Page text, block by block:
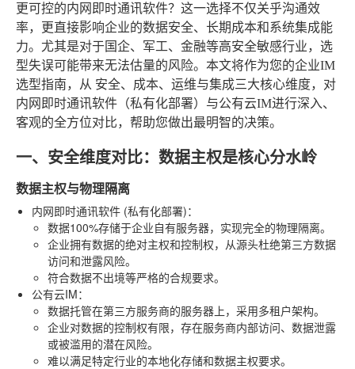
更可控的内网即时通讯软件？这一选择不仅关乎沟通效
率，更直接影响企业的数据安全、长期成本和系统集成能
力。尤其是对于国企、军工、金融等高安全敏感行业，选
型失误可能带来无法估量的风险。本文将作为您的企业IM
选型指南，从 安全、成本、运维与集成三大核心维度，对
内网即时通讯软件（私有化部署）与公有云IM进行深入、
客观的全方位对比，帮助您做出最明智的决策。
一、安全维度对比：数据主权是核心分水岭
数据主权与物理隔离
内网即时通讯软件 (私有化部署)：
数据100%存储于企业自有服务器，实现完全的物理隔离。
企业拥有数据的绝对主权和控制权，从源头杜绝第三方数据
访问和泄露风险。
符合数据不出境等严格的合规要求。
公有云IM：
数据托管在第三方服务商的服务器上，采用多租户架构。
企业对数据的控制权有限，存在服务商内部访问、数据泄露
或被滥用的潜在风险。
难以满足特定行业的本地化存储和数据主权要求。